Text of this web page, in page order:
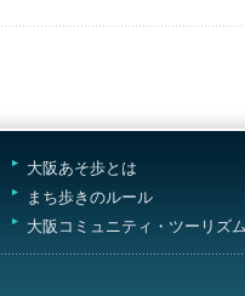
大阪あそ歩とは
まち歩きのルール
大阪コミュニティ・ツーリズ